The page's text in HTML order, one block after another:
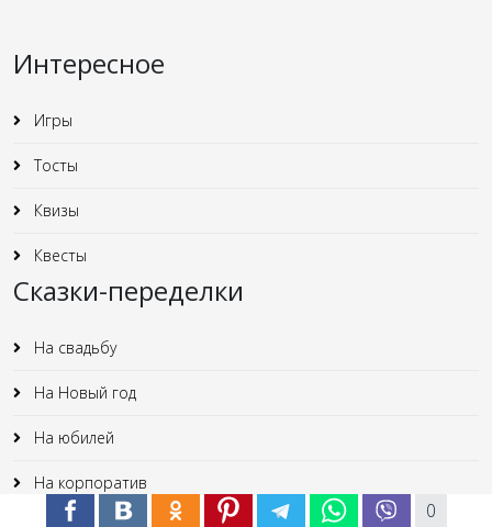
0
Интересное
Игры
Тосты
Квизы
Квесты
Сказки-переделки
На свадьбу
На Новый год
На юбилей
На корпоратив
Наши ресурсы